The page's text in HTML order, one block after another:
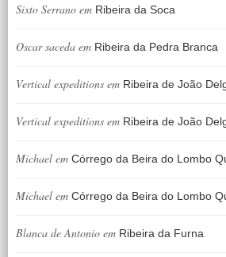
Sixto Serrano em Ribeira da Soca
Oscar saceda em Ribeira da Pedra Branca
Vertical expeditions em Ribeira de João
Vertical expeditions em Ribeira de João
Michael em Córrego da Beira do Lombo
Michael em Córrego da Beira do Lombo
Blanca de Antonio em Ribeira da Furna